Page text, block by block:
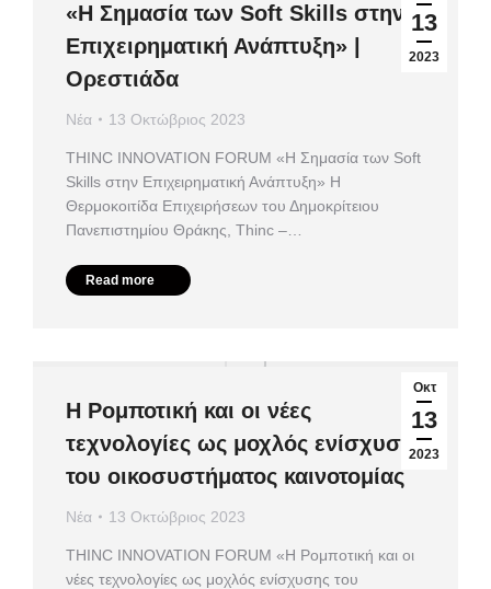
13
2023
«Η Σημασία των Soft Skills στην
Επιχειρηματική Ανάπτυξη» |
Ορεστιάδα
Νέα 13 Οκτώβριος 2023
ΤHINC INNOVATION FORUM «Η Σημασία των Soft
Skills στην Επιχειρηματική Ανάπτυξη» Η
Θερμοκοιτίδα Επιχειρήσεων του Δημοκρίτειου
Πανεπιστημίου Θράκης, Thinc –…
Read more
Οκτ
13
2023
Η Ρομποτική και οι νέες
τεχνολογίες ως μοχλός ενίσχυσης
του οικοσυστήματος καινοτομίας
Νέα 13 Οκτώβριος 2023
ΤHINC INNOVATION FORUM «Η Ρομποτική και οι
νέες τεχνολογίες ως μοχλός ενίσχυσης του